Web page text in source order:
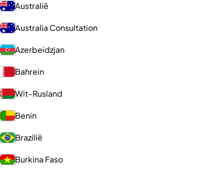
Australië
Australia Consultation
Azerbeidzjan
Bahrein
Wit-Rusland
Benin
Brazilië
Burkina Faso